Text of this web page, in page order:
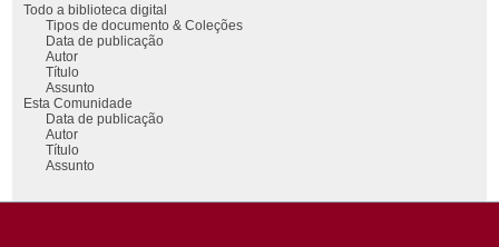
Todo a biblioteca digital
Tipos de documento & Coleções
Data de publicação
Autor
Título
Assunto
Esta Comunidade
Data de publicação
Autor
Título
Assunto